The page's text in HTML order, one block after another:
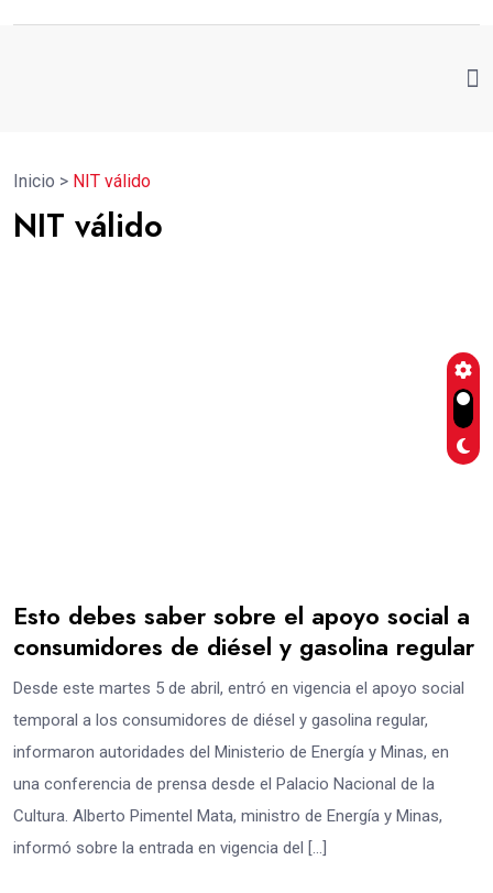
Inicio > NIT válido
NIT válido
Esto debes saber sobre el apoyo social a
consumidores de diésel y gasolina regular
Desde este martes 5 de abril, entró en vigencia el apoyo social
temporal a los consumidores de diésel y gasolina regular,
informaron autoridades del Ministerio de Energía y Minas, en
una conferencia de prensa desde el Palacio Nacional de la
Cultura. Alberto Pimentel Mata, ministro de Energía y Minas,
informó sobre la entrada en vigencia del […]